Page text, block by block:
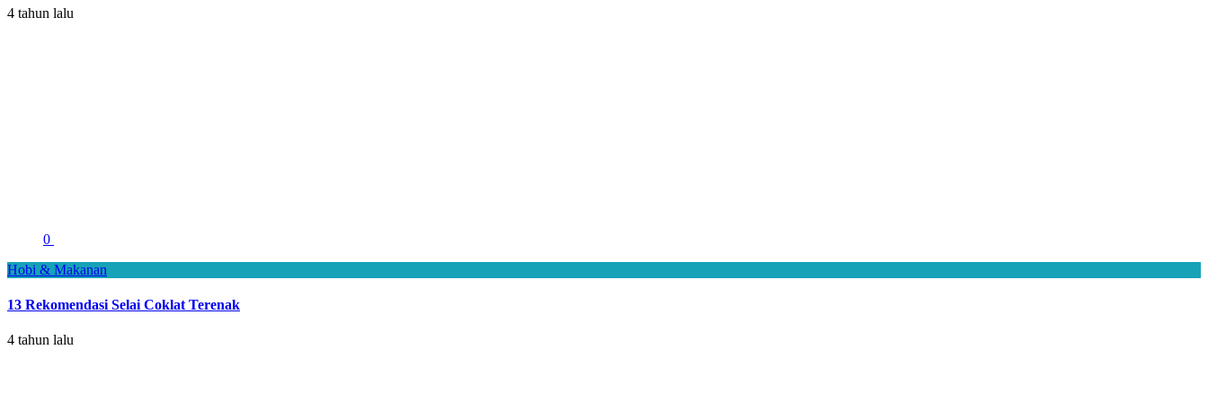
4 tahun lalu
0
Hobi & Makanan
13 Rekomendasi Selai Coklat Terenak
4 tahun lalu